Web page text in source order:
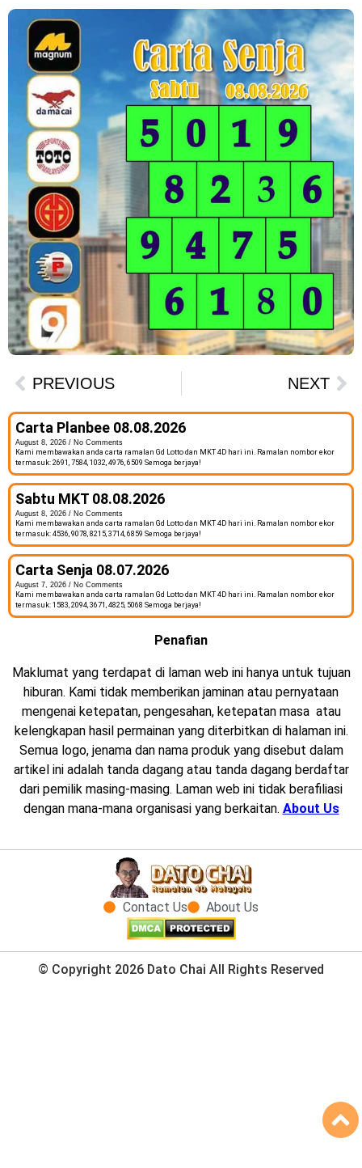
PREVIOUS NEXT
Carta Planbee 08.08.2026
August 8, 2026
No Comments
Kami membawakan anda carta ramalan Gd Lotto dan MKT 4D hari ini. Ramalan nombor ekor
termasuk: 2691, 7584, 1032, 4976, 6509 Semoga berjaya!
Sabtu MKT 08.08.2026
August 8, 2026
No Comments
Kami membawakan anda carta ramalan Gd Lotto dan MKT 4D hari ini. Ramalan nombor ekor
termasuk: 4536, 9078, 8215, 3714, 6859 Semoga berjaya!
Carta Senja 08.07.2026
August 7, 2026
No Comments
Kami membawakan anda carta ramalan Gd Lotto dan MKT 4D hari ini. Ramalan nombor ekor
termasuk: 1583, 2094, 3671, 4825, 5068 Semoga berjaya!
Penafian
Maklumat yang terdapat di laman web ini hanya untuk tujuan
hiburan. Kami tidak memberikan jaminan atau pernyataan
mengenai ketepatan, pengesahan, ketepatan masa atau
kelengkapan hasil permainan yang diterbitkan di halaman ini.
Semua logo, jenama dan nama produk yang disebut dalam
artikel ini adalah tanda dagang atau tanda dagang berdaftar
dari pemilik masing-masing. Laman web ini tidak berafiliasi
dengan mana-mana organisasi yang berkaitan. About Us
Contact Us About Us
© Copyright 2026 Dato Chai All Rights Reserved